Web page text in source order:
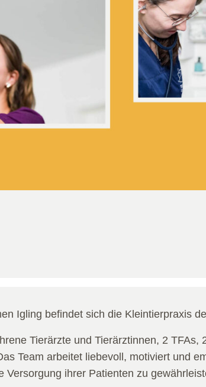
Igling befindet sich die Kleintierpraxis
Tierärzte und Tierärztinnen, 2 TFAs,
Team arbeitet liebevoll, motiviert und
Versorgung ihrer Patienten zu